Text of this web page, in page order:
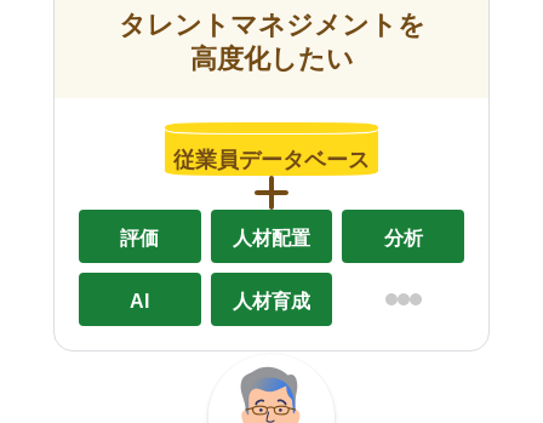
タレントマネジメントを
高度化したい
従業員データベース
評価 人材配置 分析
AI 人材育成